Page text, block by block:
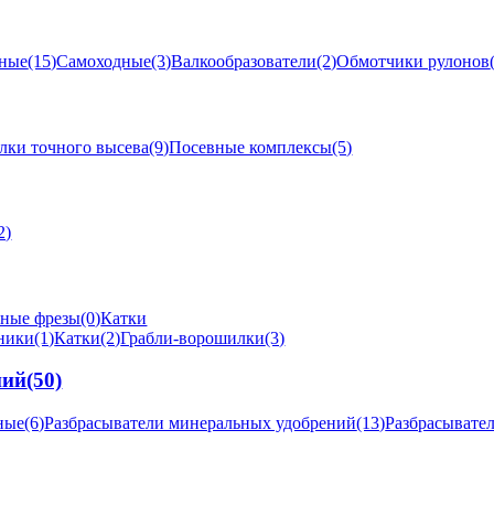
(15)Самоходные(3)Валкообразователи(2)Обмотчики рулонов
точного высева(9)Посевные комплексы(5)
фрезы(0)Катки
(1)Катки(2)Грабли-ворошилки(3)
(50)
(6)Разбрасыватели минеральных удобрений(13)